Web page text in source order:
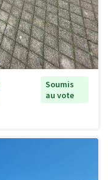
Soumis
au vote